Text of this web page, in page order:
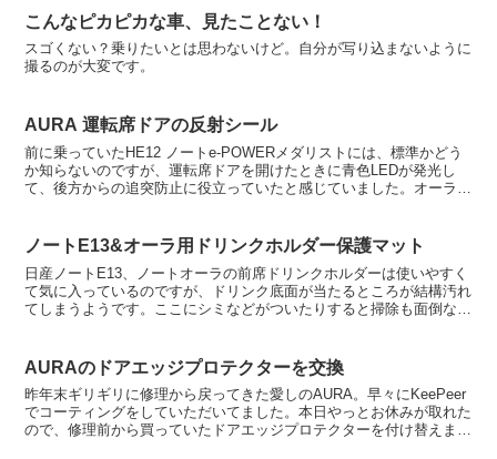
こんなピカピカな車、見たことない！
スゴくない？乗りたいとは思わないけど。自分が写り込まないように
撮るのが大変です。
AURA 運転席ドアの反射シール
前に乗っていたHE12 ノートe-POWERメダリストには、標準かどう
か知らないのですが、運転席ドアを開けたときに青色LEDが発光し
て、後方からの追突防止に役立っていたと感じていました。オーラに
ノートE13&オーラ用ドリンクホルダー保護マット
日産ノートE13、ノートオーラの前席ドリンクホルダーは使いやすく
て気に入っているのですが、ドリンク底面が当たるところが結構汚れ
てしまうようです。ここにシミなどがついたりすると掃除も面倒なの
AURAのドアエッジプロテクターを交換
昨年末ギリギリに修理から戻ってきた愛しのAURA。早々にKeePeer
でコーティングをしていただいてました。本日やっとお休みが取れた
ので、修理前から買っていたドアエッジプロテクターを付け替えまし